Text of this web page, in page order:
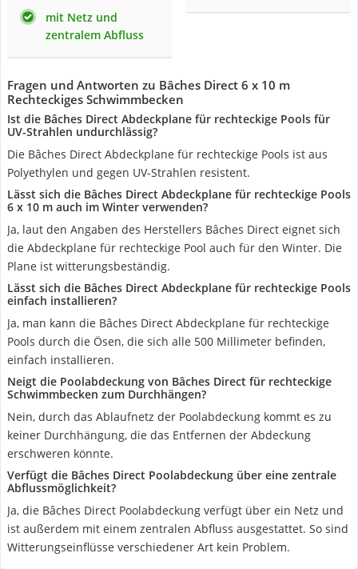
mit Netz und
zentralem Abfluss
Fragen und Antworten zu Bâches Direct 6 x 10 m
Rechteckiges Schwimmbecken
Ist die Bâches Direct Abdeckplane für rechteckige Pools für
UV-Strahlen undurchlässig?
Die Bâches Direct Abdeckplane für rechteckige Pools ist aus
Polyethylen und gegen UV-Strahlen resistent.
Lässt sich die Bâches Direct Abdeckplane für rechteckige Pools
6 x 10 m auch im Winter verwenden?
Ja, laut den Angaben des Herstellers Bâches Direct eignet sich
die Abdeckplane für rechteckige Pool auch für den Winter. Die
Plane ist witterungsbeständig.
Lässt sich die Bâches Direct Abdeckplane für rechteckige Pools
einfach installieren?
Ja, man kann die Bâches Direct Abdeckplane für rechteckige
Pools durch die Ösen, die sich alle 500 Millimeter befinden,
einfach installieren.
Neigt die Poolabdeckung von Bâches Direct für rechteckige
Schwimmbecken zum Durchhängen?
Nein, durch das Ablaufnetz der Poolabdeckung kommt es zu
keiner Durchhängung, die das Entfernen der Abdeckung
erschweren könnte.
Verfügt die Bâches Direct Poolabdeckung über eine zentrale
Abflussmöglichkeit?
Ja, die Bâches Direct Poolabdeckung verfügt über ein Netz und
ist außerdem mit einem zentralen Abfluss ausgestattet. So sind
Witterungseinflüsse verschiedener Art kein Problem.